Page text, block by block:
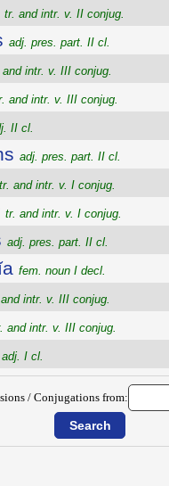
tr. and intr. v. II conjug.
adj. pres. part. II cl.
intr. v. III conjug.
and intr. v. III conjug.
II cl.
adj. pres. part. II cl.
tr. and intr. v. I conjug.
tr. and intr. v. I conjug.
adj. pres. part. II cl.
fem. noun I decl.
intr. v. III conjug.
and intr. v. III conjug.
adj. I cl.
/ Conjugations from: